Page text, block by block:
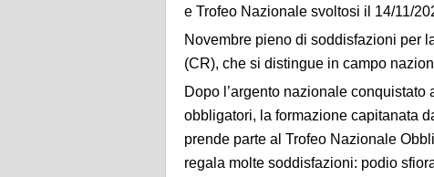
e Trofeo Nazionale svoltosi il 14/11/
Novembre pieno di soddisfazioni per
(CR), che si distingue in campo
Dopo l’argento nazionale
obbligatori, la formazione capitanata
prende parte al Trofeo Nazionale
regala molte soddisfazioni: podio